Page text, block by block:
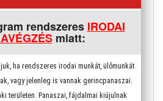
rendszeres IRODAI
miatt:
ha rendszeres irodai munkát, ülőmunkát
vagy jelenleg is vannak gerincpanaszai.
területen. Panaszai, fájdalmai kiújulnak